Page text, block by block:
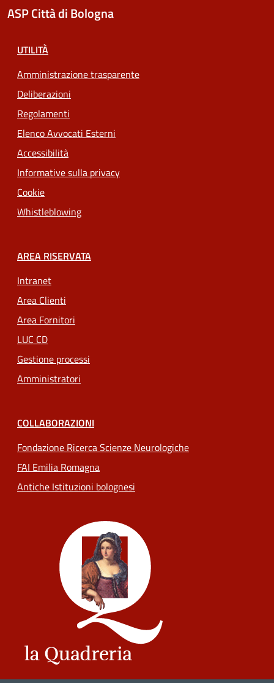
ASP Città di Bologna
UTILITÀ
Amministrazione trasparente
Deliberazioni
Regolamenti
Elenco Avvocati Esterni
Accessibilità
Informative sulla privacy
Cookie
Whistleblowing
AREA RISERVATA
Intranet
Area Clienti
Area Fornitori
LUC CD
Gestione processi
Amministratori
COLLABORAZIONI
Fondazione Ricerca Scienze Neurologiche
FAI Emilia Romagna
Antiche Istituzioni bolognesi